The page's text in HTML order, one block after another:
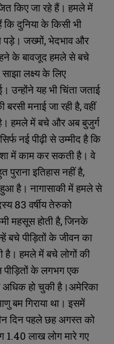
किए जा रहे हैं। हमले में
दुनिया के किसी भी
पड़े। जख्मों, भेदभाव और
सहने के बावजूद हमले से बचे
लक्ष्य के लिए
उन्होंने यह भी चिंता जताई
मनाई जा रही है, वहीं
है। हमले में बचे और अब बुजुर्ग
नई पीढ़ी से उम्मीद है कि
में काम कर सकती है। वे
इतिहास नहीं है,
हुआ है। नागासाकी में हमले से
83 वर्षीय तेरुको
महसूस होती है, जिनके
बचे पीड़ितों के जीवन का
है। हमले में बचे लोगों की
पीड़ितों के लगभग एक
हो चुकी है।अमेरिका
बम गिराया था। इसमें
दिन पहले छह अगस्त को
1.40 लाख लोग मारे गए